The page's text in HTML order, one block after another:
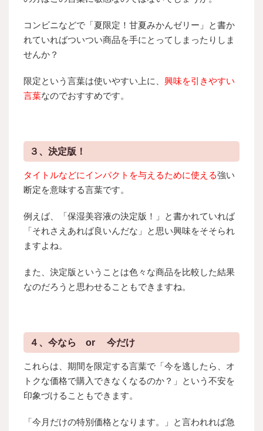
コンビニなどで「夏限定！甘夏みかんゼリー」と書か
れていればついつい商品を手にとってしまったりしま
せんか？
限定という言葉は使いやすい上に、 興味を引きやすい
言葉なのでおすすめです。
３、決定版！
タイトルなどにインパクトを与えるために使える強い
断定を意味する言葉です。
例えば、「保湿美容液の決定版！」と書かれていれば
「それさえあれば良いんだな」と思い興味をそそられ
ますよね。
また、決定版ということは色々な商品を比較した結果
なのだろうと思わせることもできますね。
４、今なら or 今だけ
これらは、期間を限定する言葉で「今を逃したら、オ
トクな価格で購入できなくなるのか？」という不安を
印象づけることもできます。
「今月だけの特別価格となります。」と言われれば急